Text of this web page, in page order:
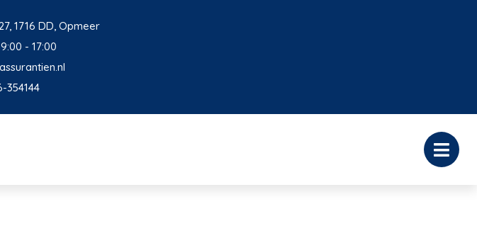
1716 DD, Opmeer
- 17:00
354144